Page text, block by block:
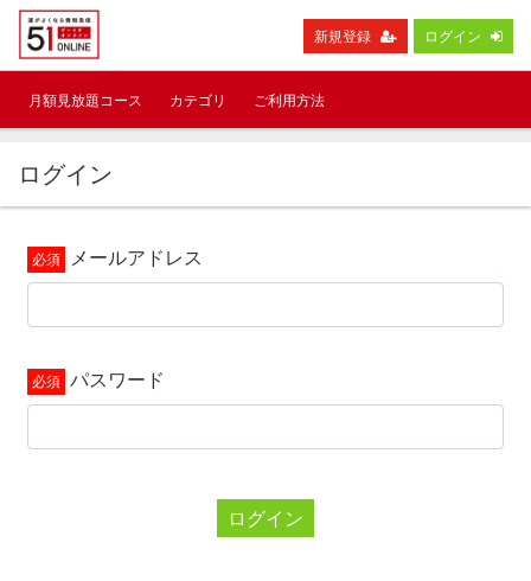
新規登録 ログイン
月額見放題コース カテゴリ ご利用方法
ログイン
メールアドレス
パスワード
ログイン